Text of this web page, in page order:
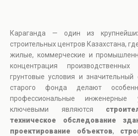
Караганда — один из
строительных центров Казахстана,
жилые, коммерческие и
концентрация
грунтовые условия и значительный
старого фонда делают
профессиональные
ключевыми являются
техническое обследование
проектирование объектов,